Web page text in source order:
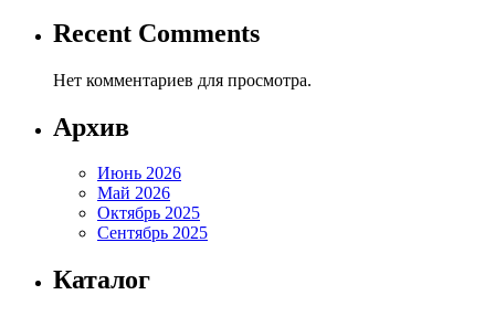
Recent Comments
Нет комментариев для просмотра.
Архив
Июнь 2026
Май 2026
Октябрь 2025
Сентябрь 2025
Каталог